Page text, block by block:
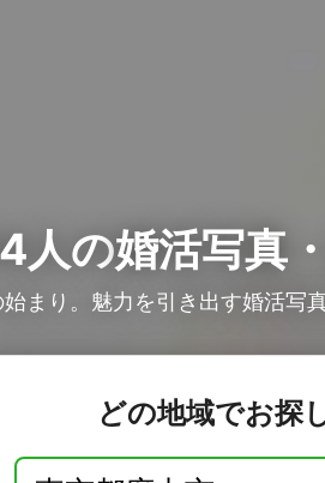
人の婚活写真
まり。魅力を引き出す婚活写
どの地域でお探